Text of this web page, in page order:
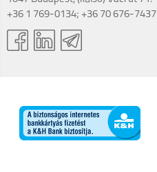
+36 1 769-0134; +36 70 676-7437